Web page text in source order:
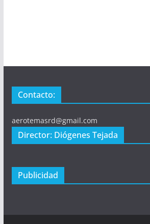
Contacto:
aerotemasrd@gmail.com
Director: Diógenes Tejada
Publicidad